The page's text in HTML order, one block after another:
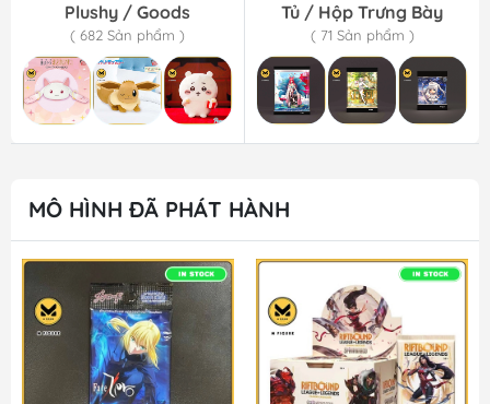
Plushy / Goods
( 682 Sản phẩm )
Tủ / Hộp Trưng Bày
( 71 Sản phẩm )
MÔ HÌNH ĐÃ PHÁT HÀNH